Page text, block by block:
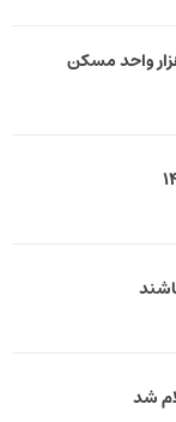
سازی زمین برای ساخت ۴۵ هزار واحد مسکن
شد